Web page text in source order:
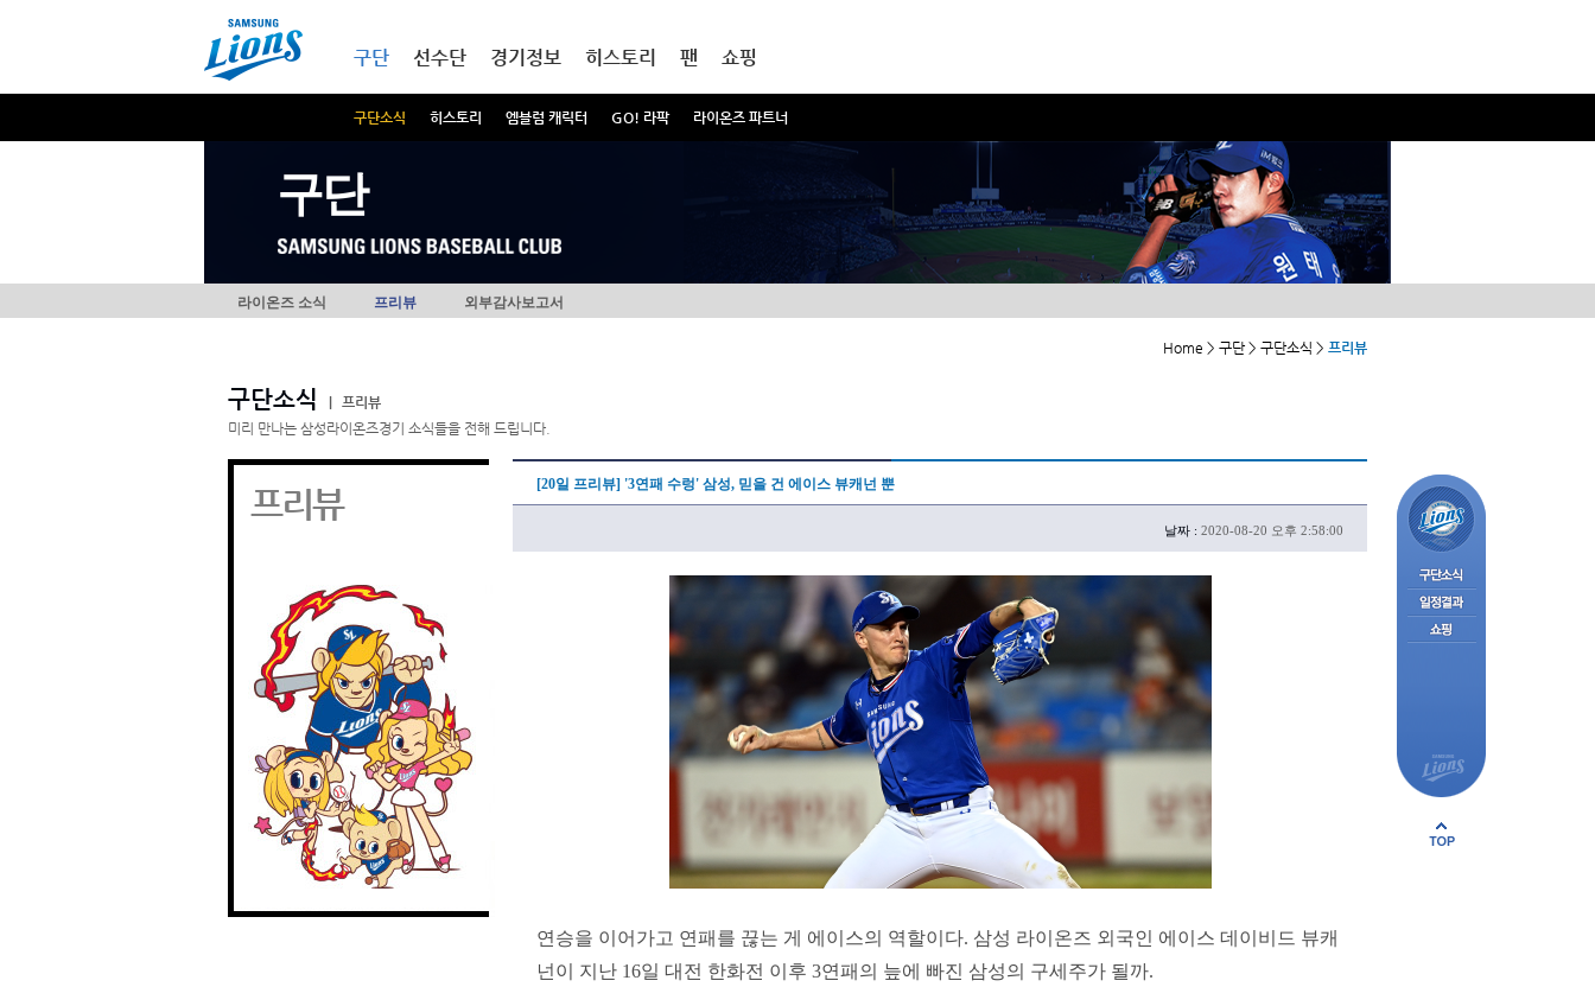
구단
구단소식 히스토리 엠블럼 캐릭터 GO! 라팍 라이온즈 파트너
선수단 경기정보 히스토리 팬 쇼핑
구단
라이온즈 소식 프리뷰 외부감사보고서
Home > 구단 > 구단소식 > 프리뷰
구단소식
프리뷰
미리 만나는 삼성라이온즈경기 소식들을 전해 드립니다.
프리뷰 [20일 프리뷰] '3연패 수렁' 삼성, 믿을 건 에이스 뷰캐넌 뿐
날짜 : 2020-08-20 오후 2:58:00
연승을 이어가고 연패를 끊는 게 에이스의 역할이다. 삼성 라이온즈 외국인 에이스 데이비드 뷰캐
넌이 지난 16일 대전 한화전 이후 3연패의 늪에 빠진 삼성의 구세주가 될까.